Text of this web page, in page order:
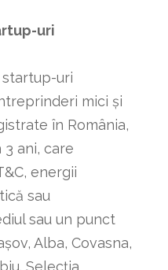
uri
uri
mici și
în România,
ani, care
energii
sau
sau un punct
Alba, Covasna,
Selecția